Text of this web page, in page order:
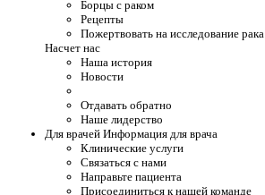
Борцы с раком
Рецепты
Пожертвовать на исследование рака
Насчет нас
Наша история
Новости
Отдавать обратно
Наше лидерство
Для врачей Информация для врача
Клинические услуги
Связаться с нами
Направьте пациента
Присоединиться к нашей команде